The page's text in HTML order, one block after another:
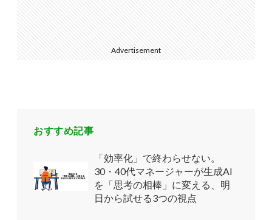
Advertisement
おすすめ記事
「効率化」で終わらせない。
30・40代マネージャーが生成AI
を「思考の相棒」に変える、明
日から試せる3つの視点